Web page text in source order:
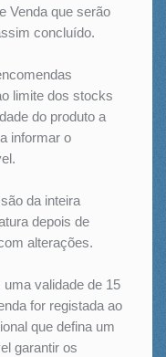
Venda que serão
concluído.
limite dos stocks
do produto a
informar o
da inteira
depois de
alterações.
validade de 15
for registada ao
que defina um
garantir os